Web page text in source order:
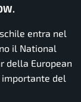
entra nel
il National
della European
importante del